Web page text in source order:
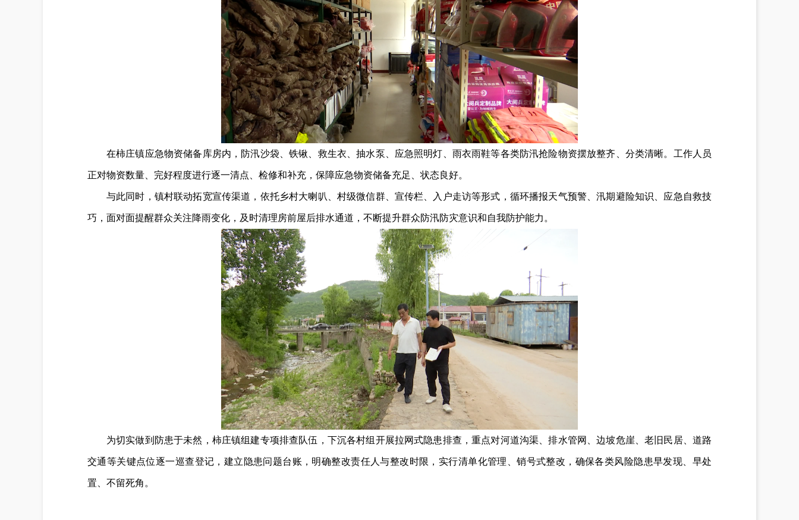
在柿庄镇应急物资储备库房内，防汛沙袋、铁锹、救生衣、抽水泵、应急照明灯、雨衣雨鞋等各类防汛抢险物资摆放整齐、分类清晰。工作人员
正对物资数量、完好程度进行逐一清点、检修和补充，保障应急物资储备充足、状态良好。
与此同时，镇村联动拓宽宣传渠道，依托乡村大喇叭、村级微信群、宣传栏、入户走访等形式，循环播报天气预警、汛期避险知识、应急自救技
巧，面对面提醒群众关注降雨变化，及时清理房前屋后排水通道，不断提升群众防汛防灾意识和自我防护能力。
为切实做到防患于未然，柿庄镇组建专项排查队伍，下沉各村组开展拉网式隐患排查，重点对河道沟渠、排水管网、边坡危崖、老旧民居、道路
交通等关键点位逐一巡查登记，建立隐患问题台账，明确整改责任人与整改时限，实行清单化管理、销号式整改，确保各类风险隐患早发现、早处
置、不留死角。